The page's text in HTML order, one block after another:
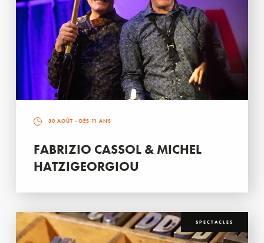
30 AOÛT - DÈS 11 ANS
FABRIZIO CASSOL & MICHEL
HATZIGEORGIOU
SPECTACLES